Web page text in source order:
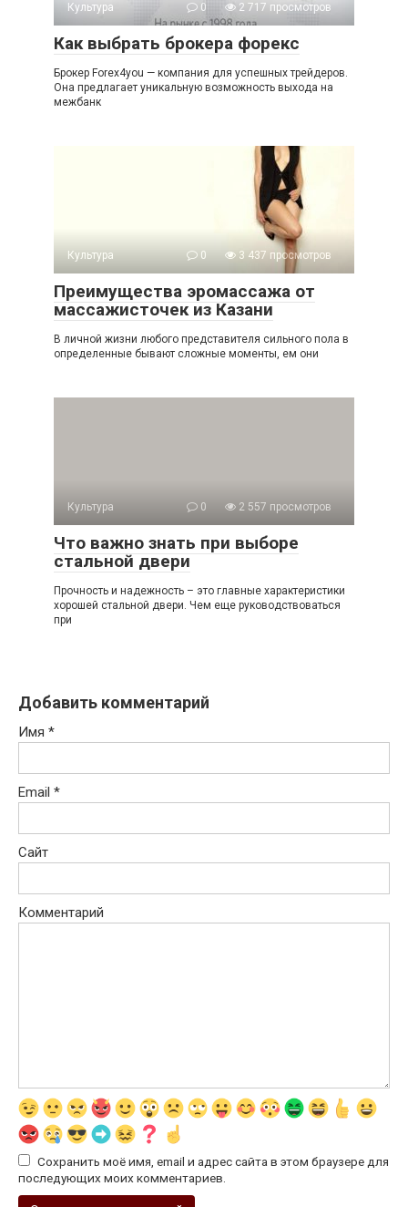
Культура 0 2 717 просмотров
Как выбрать брокера форекс
Брокер Forex4you — компания для успешных трейдеров.
Она предлагает уникальную возможность выхода на
межбанк
Культура 0 3 437 просмотров
Преимущества эромассажа от
массажисточек из Казани
В личной жизни любого представителя сильного пола в
определенные бывают сложные моменты, ем они
Культура 0 2 557 просмотров
Что важно знать при выборе
стальной двери
Прочность и надежность – это главные характеристики
хорошей стальной двери. Чем еще руководствоваться
при
Добавить комментарий
Имя *
Email *
Сайт
Комментарий
Сохранить моё имя, email и адрес сайта в этом браузере для
последующих моих комментариев.